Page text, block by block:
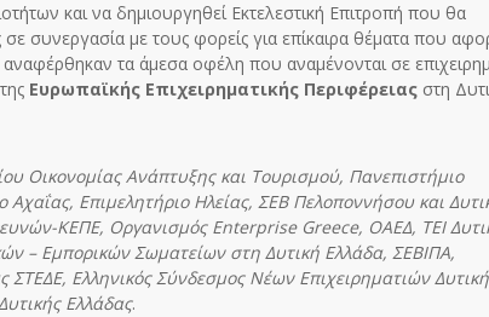
και να δημιουργηθεί Εκτελεστική Επιτροπή που θα
συνεργασία με τους φορείς για επίκαιρα θέματα που
αναφέρθηκαν τα άμεσα οφέλη που αναμένονται σε
Ευρωπαϊκής Επιχειρηματικής Περιφέρειας στη
Οικονομίας Ανάπτυξης και Τουρισμού, Πανεπιστήμιο
Επιμελητήριο Ηλείας, ΣΕΒ Πελοποννήσου και
ΚΕΠΕ, Οργανισμός Enterprise Greece, ΟΑΕΔ, ΤΕΙ
– Εμπορικών Σωματείων στη Δυτική Ελλάδα, ΣΕΒΙΠΑ,
Ελληνικός Σύνδεσμος Νέων Επιχειρηματιών
Ελλάδας.